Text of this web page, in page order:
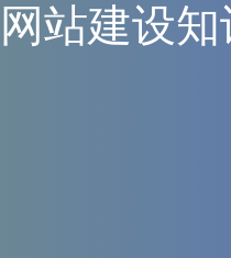
网站建设知